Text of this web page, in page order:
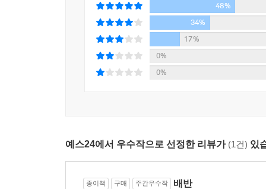
48%
34%
17%
0%
0%
예스24에서 우수작으로 선정한 리뷰가 (1건) 있
종이책 구매 주간우수작 배반